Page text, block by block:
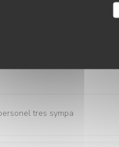
tres sympa